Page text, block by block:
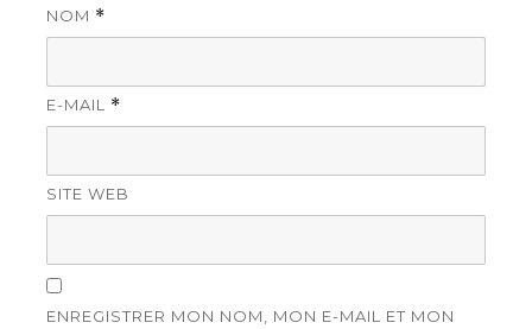
NOM *
E-MAIL *
SITE WEB
ENREGISTRER MON NOM, MON E-MAIL ET MON